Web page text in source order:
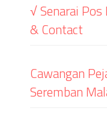
√ Senarai
& Contact
Cawangan
Seremban